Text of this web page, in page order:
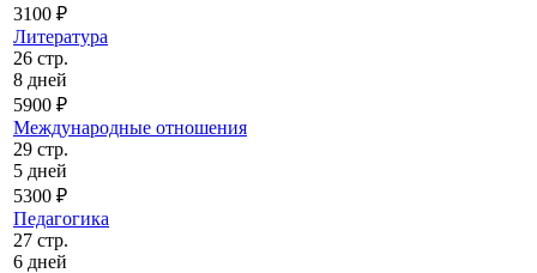
3100 ₽
Литература
26 стр.
8 дней
5900 ₽
Международные отношения
29 стр.
5 дней
5300 ₽
Педагогика
27 стр.
6 дней